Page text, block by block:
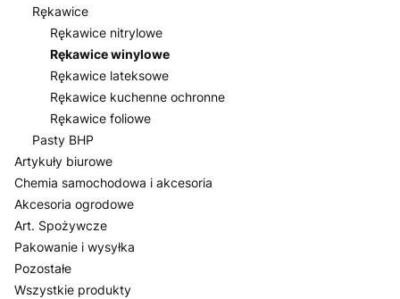
Rękawice
Rękawice nitrylowe
Rękawice winylowe
Rękawice lateksowe
Rękawice kuchenne ochronne
Rękawice foliowe
Pasty BHP
Artykuły biurowe
Chemia samochodowa i akcesoria
Akcesoria ogrodowe
Art. Spożywcze
Pakowanie i wysyłka
Pozostałe
Wszystkie produkty